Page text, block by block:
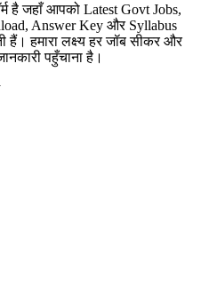
है जहाँ आपको Latest Govt Jobs,
Answer Key और Syllabus
हमारा लक्ष्य हर जॉब सीकर और
पहुँचाना है।